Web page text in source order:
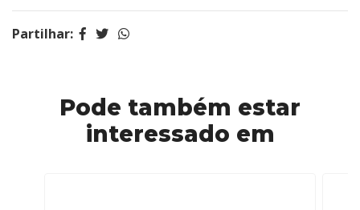
Partilhar:
Pode também estar
interessado em